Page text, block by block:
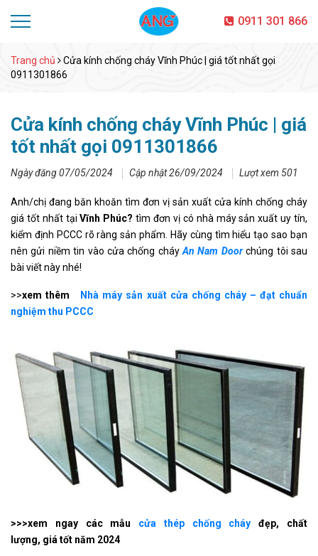
0911 301 866
Trang chủ
Cửa kính chống cháy Vĩnh Phúc | giá tốt nhất gọi
0911301866
Cửa kính chống cháy Vĩnh Phúc | giá
tốt nhất gọi 0911301866
Ngày đăng 07/05/2024 Cập nhật 26/09/2024 Lượt xem 501
Anh/chị đang băn khoăn tìm đơn vị sản xuất cửa kính chống cháy
giá tốt nhất tạiVĩnh Phúc? tìm đơn vị có nhà máy sản xuất uy tín,
kiểm định PCCC rõ ràng sản phẩm. Hãy cùng tìm hiểu tạo sao bạn
nên gửi niềm tin vào cửa chống cháyAn Nam Doorchúng tôi sau
bài viết này nhé!
>>xem thêm
Nhà máy sản xuất cửa chống cháy – đạt chuẩn
nghiệm thu PCCC
>>>xem ngay các mẫu cửa thép chống cháy đẹp, chất
lượng, giá tốt năm 2024